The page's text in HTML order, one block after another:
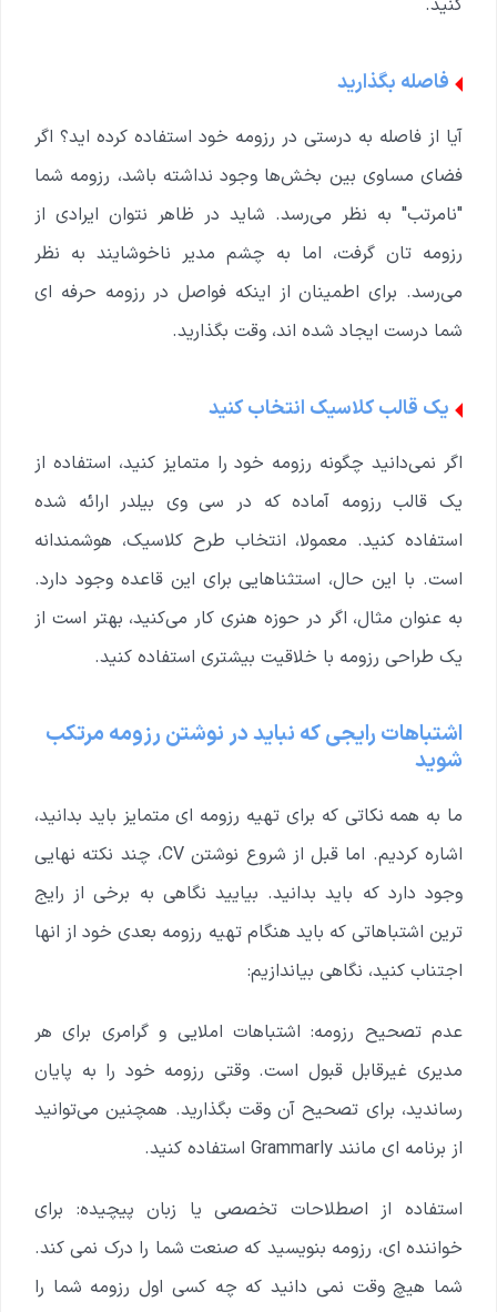
کنید.
فاصله بگذارید
آیا از فاصله به درستی در رزومه خود استفاده کرده اید؟ اگر
فضای مساوی بین بخش‌ها وجود نداشته باشد، رزومه شما
"نامرتب" به نظر می‌رسد. شاید در ظاهر نتوان ایرادی از
رزومه تان گرفت، اما به چشم مدیر ناخوشایند به نظر
می‌رسد. برای اطمینان از اینکه فواصل در رزومه حرفه ای
شما درست ایجاد شده اند، وقت بگذارید.
یک قالب کلاسیک انتخاب کنید
اگر نمی‌دانید چگونه رزومه خود را متمایز کنید، استفاده از
یک قالب رزومه آماده که در سی وی بیلدر ارائه شده
استفاده کنید. معمولا، انتخاب طرح کلاسیک، هوشمندانه
است. با این حال، استثناهایی برای این قاعده وجود دارد.
به عنوان مثال، اگر در حوزه هنری کار می‌کنید، بهتر است از
یک طراحی رزومه با خلاقیت بیشتری استفاده کنید.
اشتباهات رایجی که نباید در نوشتن رزومه مرتکب
شوید
ما به همه نکاتی که برای تهیه رزومه ای متمایز باید بدانید،
اشاره کردیم. اما قبل از شروع نوشتن CV، چند نکته نهایی
وجود دارد که باید بدانید. بیایید نگاهی به برخی از رایج
ترین اشتباهاتی که باید هنگام تهیه رزومه بعدی خود از انها
اجتناب کنید، نگاهی بیاندازیم:
عدم تصحیح رزومه: اشتباهات املایی و گرامری برای هر
مدیری غیرقابل قبول است. وقتی رزومه خود را به پایان
رساندید، برای تصحیح آن وقت بگذارید. همچنین می‌توانید
از برنامه ای مانند Grammarly استفاده کنید.
استفاده از اصطلاحات تخصصی یا زبان پیچیده: برای
خواننده ای، رزومه بنویسید که صنعت شما را درک نمی کند.
شما هیچ وقت نمی دانید که چه کسی اول رزومه شما را